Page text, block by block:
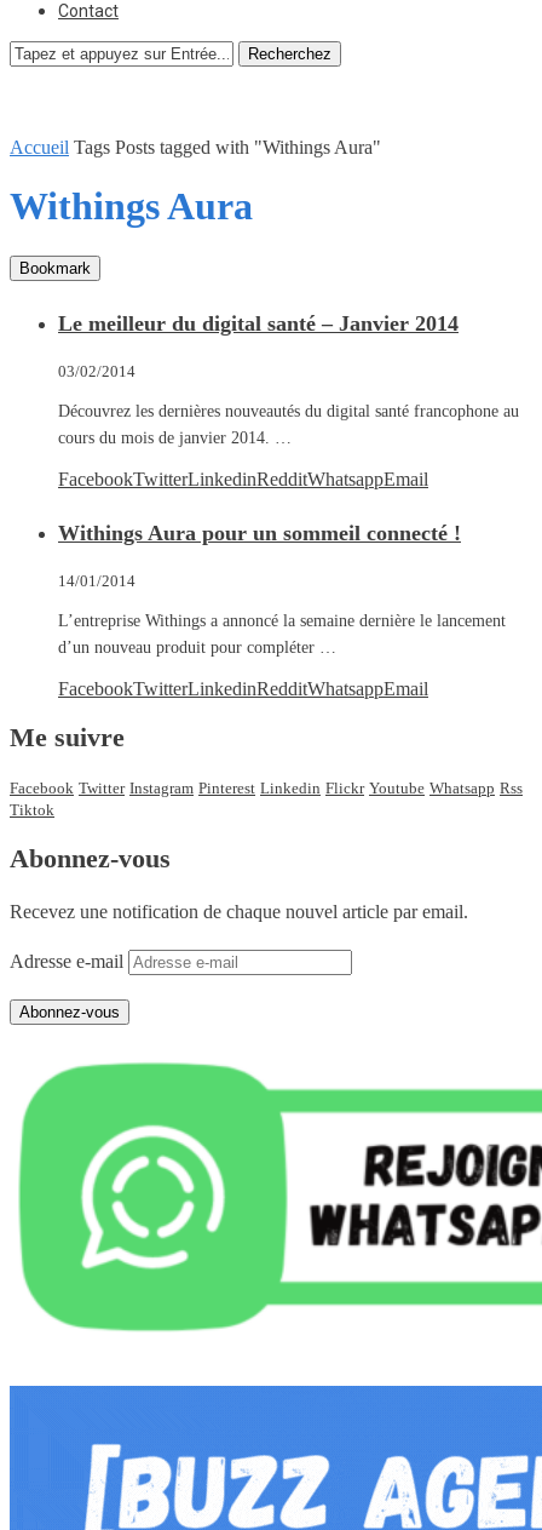
Contact
Recherchez
Accueil Tags Posts tagged with "Withings Aura"
Withings Aura
Bookmark
Le meilleur du digital santé – Janvier 2014
03/02/2014
Découvrez les dernières nouveautés du digital santé francophone au
cours du mois de janvier 2014. …
FacebookTwitterLinkedinRedditWhatsappEmail
Withings Aura pour un sommeil connecté !
14/01/2014
L’entreprise Withings a annoncé la semaine dernière le lancement
d’un nouveau produit pour compléter …
FacebookTwitterLinkedinRedditWhatsappEmail
Me suivre
Facebook Twitter Instagram Pinterest Linkedin Flickr Youtube Whatsapp Rss
Tiktok
Abonnez-vous
Recevez une notification de chaque nouvel article par email.
Adresse e-mail
Abonnez-vous